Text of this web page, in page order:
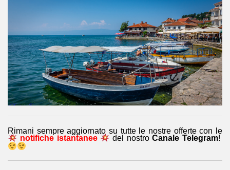
Rimani sempre aggiornato su tutte le nostre offerte con le
notifiche istantanee
del nostroCanale Telegram!